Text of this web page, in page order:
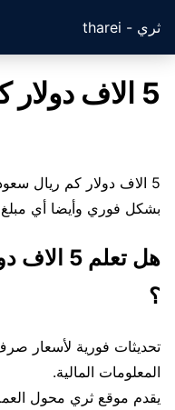
ثري - tharei
5 الاف دولار كم ريال سعودي
5 الاف دولار كم ريال
بشكل فوري وأيضا أي مبلغ
هل تعلم
؟
تحديثات فورية لأسعار
المعلومات المالية.
يقدم موقع ثري محول